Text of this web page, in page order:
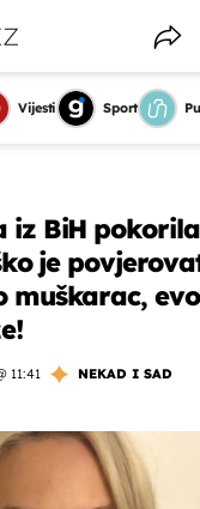
Vijesti Sport
iz BiH
je
muškarac,
11:41
NEKAD I SAD